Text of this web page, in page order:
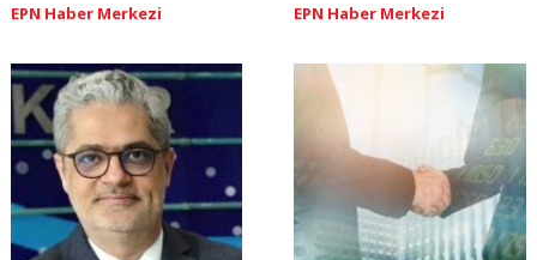
EPN Haber Merkezi EPN Haber Merkezi